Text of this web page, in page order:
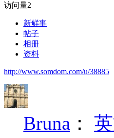
访问量2
新鲜事
帖子
相册
资料
http://www.somdom.com/u/38885
Bruna ：